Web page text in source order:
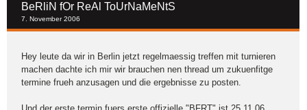
BeRliN fOr ReAl ToUrNaMeNtS
7. November 2006
Hey leute da wir in Berlin jetzt regelmaessig treffen mit turnieren
machen dachte ich mir wir brauchen nen thread um zukuenfitge
termine frueh anzusagen und die ergebnisse zu posten.